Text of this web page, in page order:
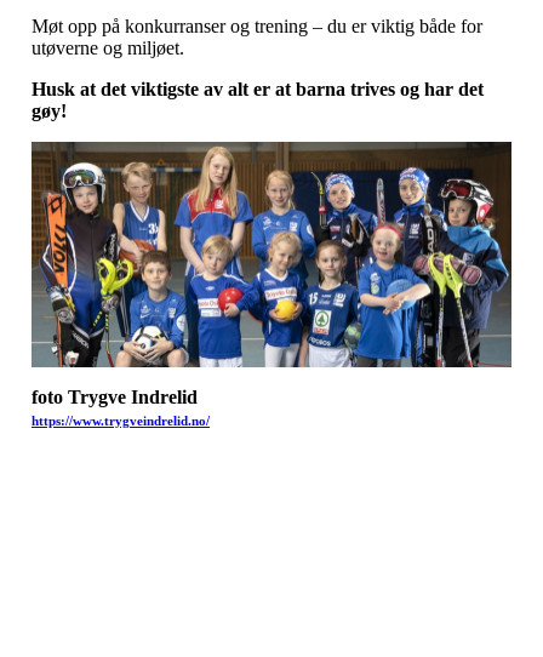
Møt opp på konkurranser og trening – du er viktig både for
utøverne og miljøet.
Husk at det viktigste av alt er at barna trives og har det
gøy!
foto Trygve Indrelid
https://www.trygveindrelid.no/